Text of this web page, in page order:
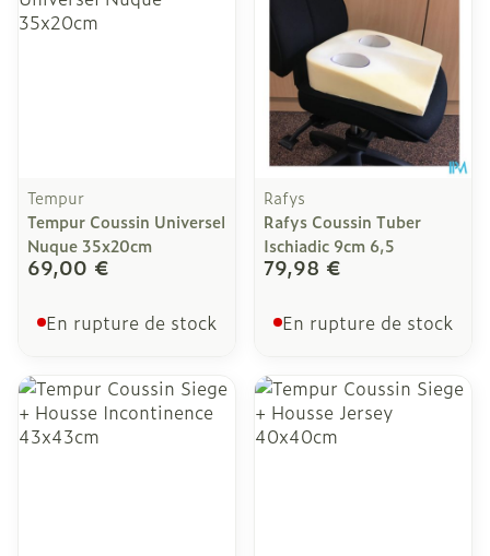
Tempur
Tempur Coussin Universel
Nuque 35x20cm
69,00 €
En rupture de stock
Rafys
Rafys Coussin Tuber
Ischiadic 9cm 6,5
79,98 €
En rupture de stock